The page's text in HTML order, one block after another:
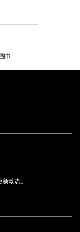
巾
动态。